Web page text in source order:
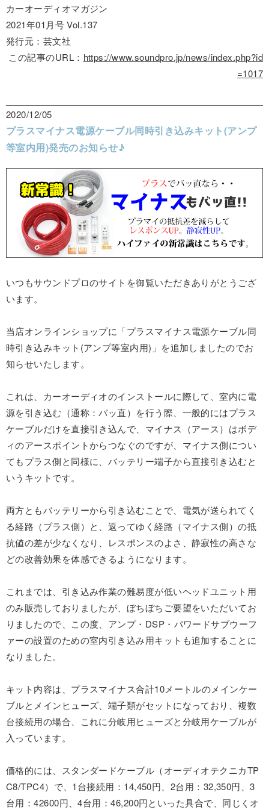
カーオーディオマガジン
2021年01月号 Vol.137
発行元：芸文社
この記事のURL： https://www.soundpro.jp/news/index.php?id
=1017
2020/12/05
プラスマイナス電源ケーブル同時引き込みキット(アンプ
等室内用)発売のお知らせ♪
いつもサウンドプロのサイトを御覧いただきありがとうござ
います。
当店オンラインショップに「プラスマイナス電源ケーブル同
時引き込みキット(アンプ等室内用)」を追加しましたのでお
知らせいたします。
これは、カーオーディオのインストールに際して、室内に電
源を引き込む（通称：バッ直）を行う際、一般的にはプラス
ケーブルだけを直接引き込んで、マイナス（アース）はボデ
ィのアースポイントからつなぐのですが、マイナス側につい
てもプラス側と同様に、バッテリー端子から直接引き込むと
いうキットです。
両方ともバッテリーから引き込むことで、電気が送られてく
る経路（プラス側）と、返ってゆく経路（マイナス側）の抵
抗値の差が少なくなり、レスポンスのよさ、静寂性の高さな
どの改善効果を体感できるようになります。
これまでは、引き込み作業の難易度が低いヘッドユニット用
のみ販売しておりましたが、ぼちぼちご要望をいただいてお
りましたので、この度、アンプ・DSP・パワードサブウーフ
ァーの設置のための室内引き込み用キットも追加することに
なりました。
キット内容は、プラスマイナス合計10メートルのメインケー
ブルとメインヒューズ、端子類がセットになっており、複数
台接続用の場合、これに分岐用ヒューズと分岐用ケーブルが
入っています。
価格的には、スタンダードケーブル（オーディオテクニカTP
C8/TPC4）で、1台接続用：14,450円、2台用：32,350円、3
台用：42600円、4台用：46,200円といった具合で、同じくオ